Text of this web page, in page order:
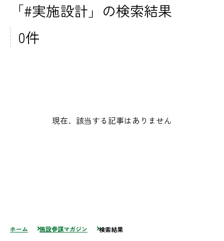
「#実施設計」の検索結果
0件
現在、該当する記事はありません
ホーム 施設参謀マガジン 検索結果